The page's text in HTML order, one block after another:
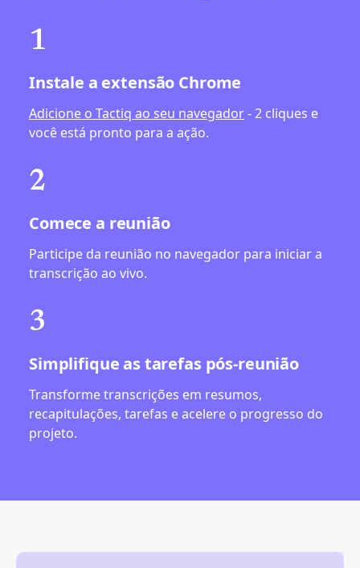
1
Instale a extensão Chrome
Adicione o Tactiq ao seu navegador- 2 cliques e
você está pronto para a ação.
2
Comece a reunião
Participe da reunião no navegador para iniciar a
transcrição ao vivo.
3
Simplifique as tarefas pós-reunião
Transforme transcrições em resumos,
recapitulações, tarefas e acelere o progresso do
projeto.